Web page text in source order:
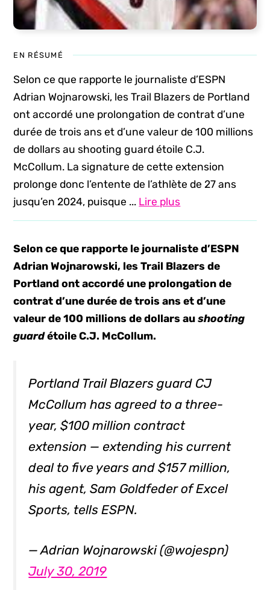
EN RÉSUMÉ
Selon ce que rapporte le journaliste d’ESPN
Adrian Wojnarowski, les Trail Blazers de Portland
ont accordé une prolongation de contrat d’une
durée de trois ans et d’une valeur de 100 millions
de dollars au shooting guard étoile C.J.
McCollum. La signature de cette extension
prolonge donc l’entente de l’athlète de 27 ans
jusqu’en 2024, puisque ... Lire plus
Selon ce que rapporte le journaliste d’ESPN
Adrian Wojnarowski, les Trail Blazers de
Portland ont accordé une prolongation de
contrat d’une durée de trois ans et d’une
valeur de 100 millions de dollars aushooting
guardétoile C.J. McCollum.
Portland Trail Blazers guard CJ
McCollum has agreed to a three-
year, $100 million contract
extension — extending his current
deal to five years and $157 million,
his agent, Sam Goldfeder of Excel
Sports, tells ESPN.
— Adrian Wojnarowski (@wojespn)
July 30, 2019